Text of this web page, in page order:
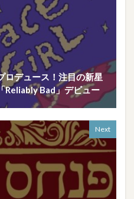
ロデュース！注目の新星
Reliably Bad」デビュー
Next